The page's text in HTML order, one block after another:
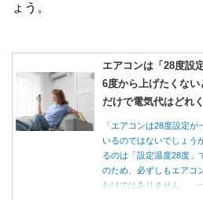
ょう。
エアコンは「28度設
6度から上げたくない
だけで電気代はどれ
「エアコンは28度設定
いるのではないでしょ
るのは「設定温度28度」
のため、必ずしもエアコ
わけではありません。